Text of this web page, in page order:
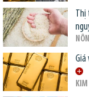
Thị
Giá
KIM